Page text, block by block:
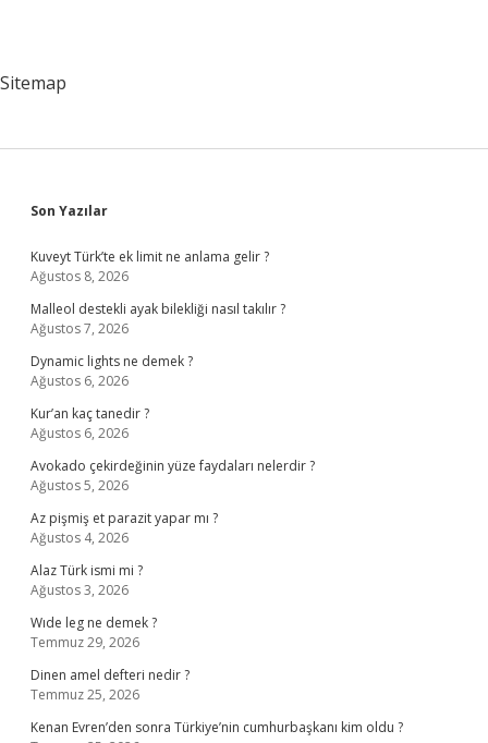
Sitemap
Sidebar
Son Yazılar
Kuveyt Türk’te ek limit ne anlama gelir ?
Ağustos 8, 2026
Malleol destekli ayak bilekliği nasıl takılır ?
Ağustos 7, 2026
Dynamic lights ne demek ?
Ağustos 6, 2026
Kur’an kaç tanedir ?
Ağustos 6, 2026
Avokado çekirdeğinin yüze faydaları nelerdir ?
Ağustos 5, 2026
Az pişmiş et parazit yapar mı ?
Ağustos 4, 2026
Alaz Türk ismi mi ?
Ağustos 3, 2026
Wıde leg ne demek ?
Temmuz 29, 2026
Dinen amel defteri nedir ?
Temmuz 25, 2026
Kenan Evren’den sonra Türkiye’nin cumhurbaşkanı kim oldu ?